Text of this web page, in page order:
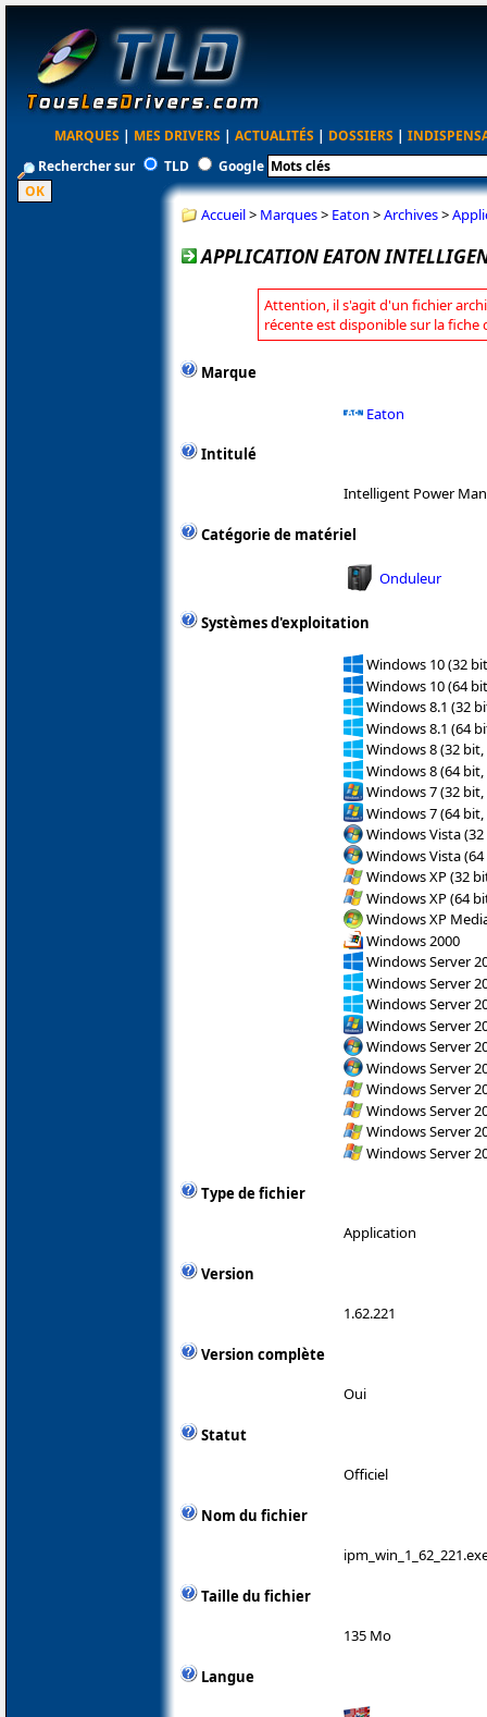
MARQUES | MES DRIVERS | ACTUALITÉS | DOSSIERS |
Rechercher sur
TLD Google
Accueil> Marques> Eaton >Archives>
APPLICATION EATON
Attention, il s'agit d'un fichier
récente est disponible sur la fiche
Marque
Eaton
Intitulé
Intelligent Power
Catégorie de matériel
Onduleur
Systèmes d'exploitation
Windows 10 (32
Windows 10 (64
Windows 8.1 (32
Windows 8.1 (64
Windows 8 (32 bit,
Windows 8 (64 bit,
Windows 7 (32 bit,
Windows 7 (64 bit,
Windows Vista
Windows Vista
Windows XP (32
Windows XP (64
Windows XP
Windows 2000
Windows Server
Windows Server
Windows Server
Windows Server
Windows Server
Windows Server
Windows Server
Windows Server
Windows Server
Windows Server
Type de fichier
Application
Version
1.62.221
Version complète
Oui
Statut
Officiel
Nom du fichier
Taille du fichier
135 Mo
Langue